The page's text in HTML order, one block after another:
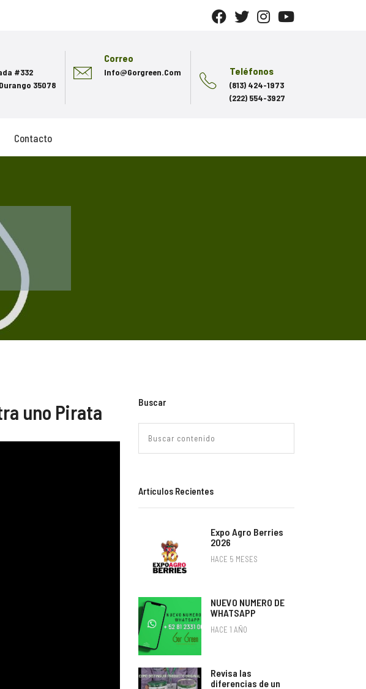
#332
35078
Correo
Info@gorgreen.com Teléfonos
(813) 424-1973
(222) 554-3927
Contacto
uno Pirata Buscar
Artículos Recientes
Expo Agro Berries
2026
HACE 5 MESES
NUEVO NUMERO DE
WHATSAPP
HACE 1 AÑO
Revisa las
diferencias de un